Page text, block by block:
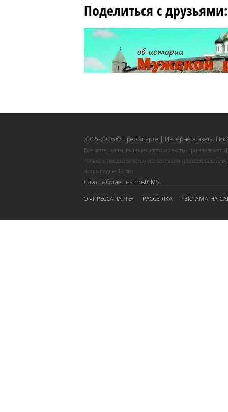
Поделиться с друзьями:
2015-2026 © Прессапарте | Интернет-газета.
Все материалы, включая фото и тексты принадлежат
только с предварительного согласия
лиц младше 16 лет.
Сайт работает на HostCMS
О «ПРЕССАПАРТЕ» РАССЫЛКА РЕКЛАМА НА